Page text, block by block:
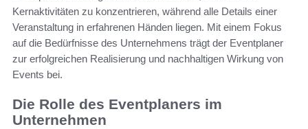
Kernaktivitäten zu konzentrieren, während alle Details einer
Veranstaltung in erfahrenen Händen liegen. Mit einem Fokus
auf die Bedürfnisse des Unternehmens trägt der Eventplaner
zur erfolgreichen Realisierung und nachhaltigen Wirkung von
Events bei.
Die Rolle des Eventplaners im
Unternehmen